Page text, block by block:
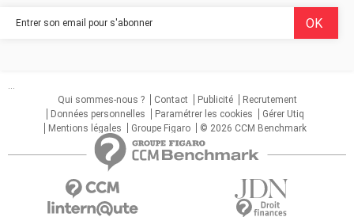
...
Qui sommes-nous ?
Contact Publicité
Recrutement
Données personnelles
Paramétrer les cookies
Gérer Utiq
Mentions légales
Groupe Figaro © 2026 CCM Benchmark